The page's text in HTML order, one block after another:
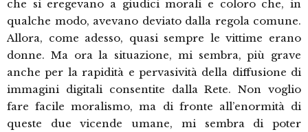
che si eregevano a giudici morali e coloro che, in
qualche modo, avevano deviato dalla regola comune.
Allora, come adesso, quasi sempre le vittime erano
donne. Ma ora la situazione, mi sembra, più grave
anche per la rapidità e pervasività della diffusione di
immagini digitali consentite dalla Rete. Non voglio
fare facile moralismo, ma di fronte all’enormità di
queste due vicende umane, mi sembra di poter